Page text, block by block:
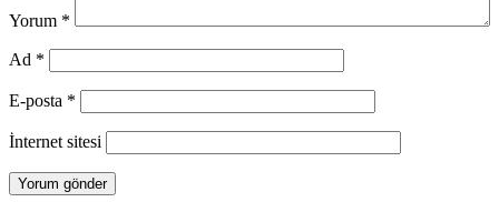
Yorum *
Ad *
E-posta *
İnternet sitesi